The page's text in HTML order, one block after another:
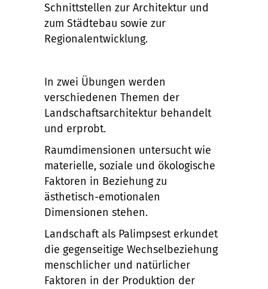
Schnittstellen zur Architektur und
zum Städtebau sowie zur
Regionalentwicklung.
In zwei Übungen werden
verschiedenen Themen der
Landschaftsarchitektur behandelt
und erprobt.
Raumdimensionen untersucht wie
materielle, soziale und ökologische
Faktoren in Beziehung zu
ästhetisch-emotionalen
Dimensionen stehen.
Landschaft als Palimpsest erkundet
die gegenseitige Wechselbeziehung
menschlicher und natürlicher
Faktoren in der Produktion der